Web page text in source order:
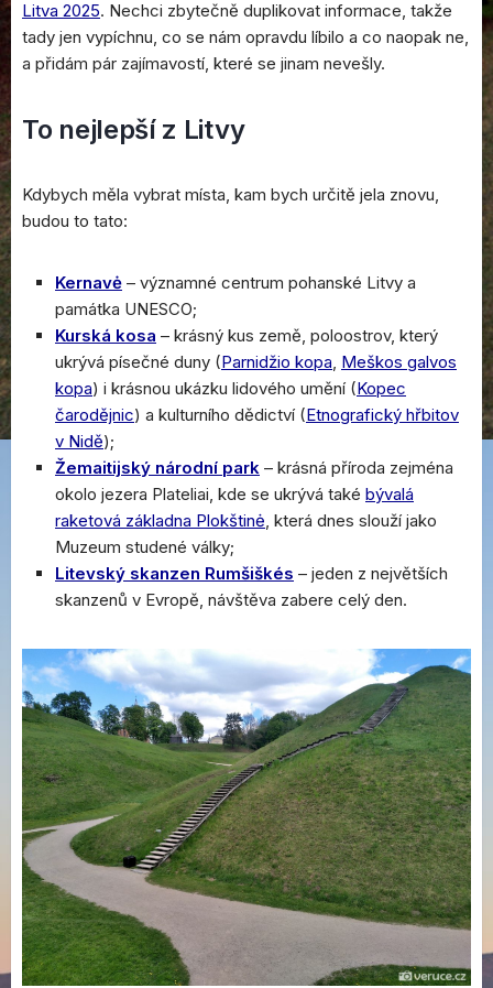
Litva 2025. Nechci zbytečně duplikovat informace, takže
tady jen vypíchnu, co se nám opravdu líbilo a co naopak ne,
a přidám pár zajímavostí, které se jinam nevešly.
To nejlepší z Litvy
Kdybych měla vybrat místa, kam bych určitě jela znovu,
budou to tato:
Kernavė – významné centrum pohanské Litvy a
památka UNESCO;
Kurská kosa – krásný kus země, poloostrov, který
ukrývá písečné duny (Parnidžio kopa, Meškos galvos
kopa) i krásnou ukázku lidového umění (Kopec
čarodějnic) a kulturního dědictví (Etnografický hřbitov
v Nidě);
Žemaitijský národní park – krásná příroda zejména
okolo jezera Plateliai, kde se ukrývá také bývalá
raketová základna Plokštinė, která dnes slouží jako
Muzeum studené války;
Litevský skanzen Rumšiškés – jeden z největších
skanzenů v Evropě, návštěva zabere celý den.